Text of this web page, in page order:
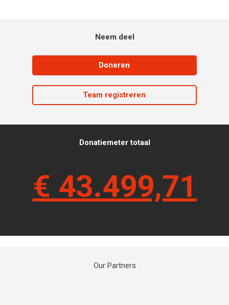
Neem deel
Doneren
Team registreren
Donatiemeter totaal
€ 43.499,71
Our Partners